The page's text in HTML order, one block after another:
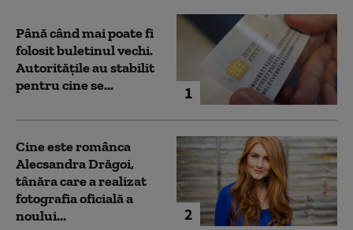
1
Până când mai poate fi
folosit buletinul vechi.
Autoritățile au stabilit
pentru cine se...
2
Cine este românca
Alecsandra Drăgoi,
tânăra care a realizat
fotografia oficială a
noului...